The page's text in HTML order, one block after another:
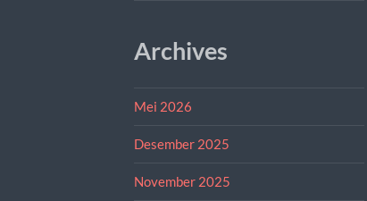
Archives
Mei 2026
Desember 2025
November 2025